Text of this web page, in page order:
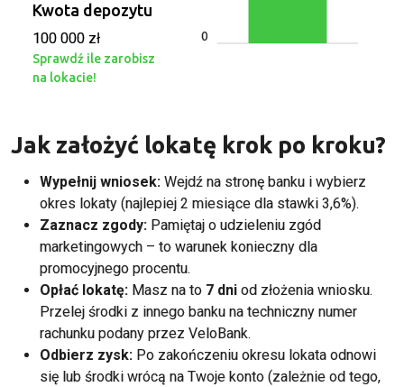
Kwota depozytu
100 000 zł
Sprawdź ile zarobisz
na lokacie!
0
Jak założyć lokatę krok po kroku?
Wypełnij wniosek: Wejdź na stronę banku i wybierz
okres lokaty (najlepiej 2 miesiące dla stawki 3,6%).
Zaznacz zgody: Pamiętaj o udzieleniu zgód
marketingowych – to warunek konieczny dla
promocyjnego procentu.
Opłać lokatę: Masz na to 7 dni od złożenia wniosku.
Przelej środki z innego banku na techniczny numer
rachunku podany przez VeloBank.
Odbierz zysk: Po zakończeniu okresu lokata odnowi
się lub środki wrócą na Twoje konto (zależnie od tego,